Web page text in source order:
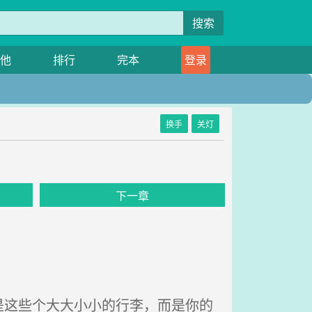
搜索
排行 完本 登录
换手 关灯
下一章
些个大大小小的行李，而是你的